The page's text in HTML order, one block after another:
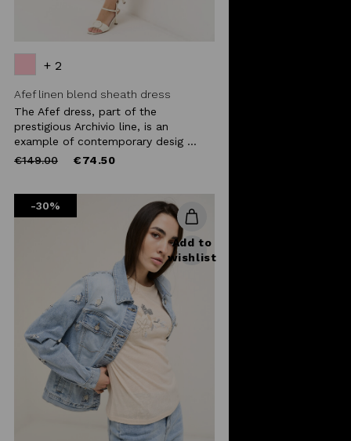
+ 2
Afef linen blend sheath dress
The Afef dress, part of the
prestigious Archivio line, is an
example of contemporary desig ...
Price
€149.00to €74.50
-30%
Add to
wishlist